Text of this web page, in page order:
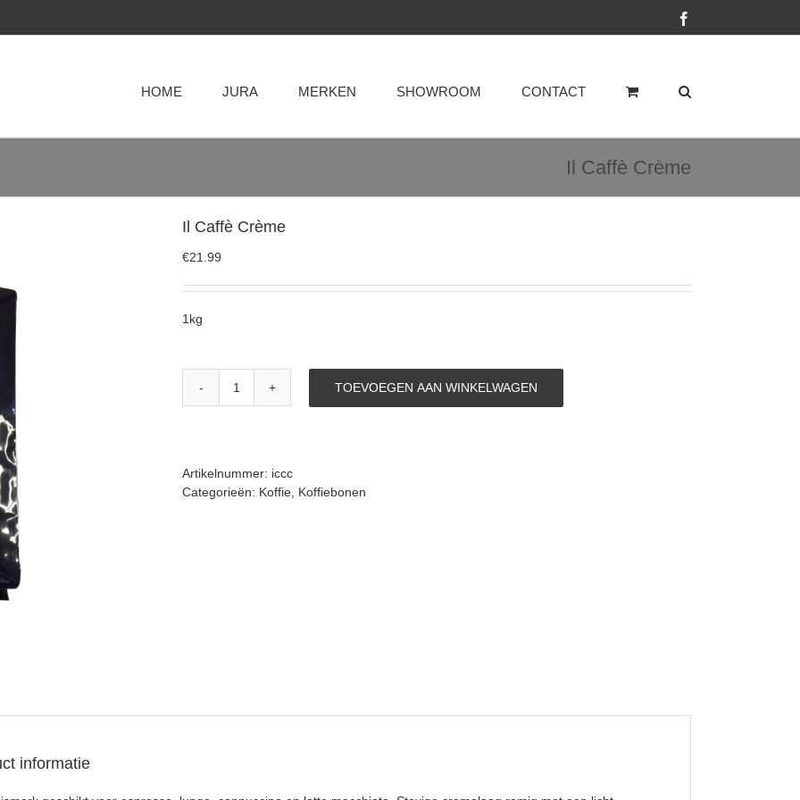
HOME JURA MERKEN SHOWROOM CONTACT
Il Caffè Crème
Il Caffè Crème
€21.99
1kg
Il
TOEVOEGEN AAN WINKELWAGEN
Artikelnummer: iccc
Categorieën: Koffie Koffiebonen
informatie